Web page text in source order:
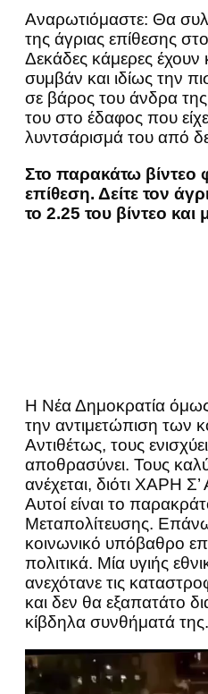
Αναρωτιόμαστε: Θα
της άγριας επίθεσης
Δεκάδες κάμερες έχουν
συμβάν και ιδίως την
σε βάρος του άνδρα
του στο έδαφος που
λυντσάρισμά του από
Στο παρακάτω βίντεο
επίθεση. Δείτε τον
το 2.25 του βίντεο και
Η Νέα Δημοκρατία όμως
την αντιμετώπιση των
Αντιθέτως, τους
αποθρασύνει. Τους
ανέχεται, διότι ΧΑΡΗ
Αυτοί είναι το
Μεταπολίτευσης.
κοινωνικό υπόβαθρο
πολιτικά. Μία υγιής
ανεχότανε τις
και δεν θα εξαπατάτο
κίβδηλα συνθήματά της.